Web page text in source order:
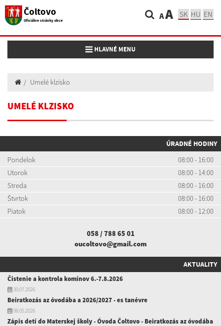
Čoltovo
Oficiálne stránky obce AA SK HU EN
Toggle navigation
HLAVNÉ MENU
Umelé klzisko
UMELÉ KLZISKO
ÚRADNÉ HODINY
Pondelok
08:00 - 16:00
Utorok
08:00 - 14:00
Streda
08:00 - 16:00
Štvrtok
08:00 - 16:00
Piatok
08:00 - 12:00
058 / 788 65 01
oucoltovo@gmail.com
AKTUALITY
Čistenie a kontrola komínov 6.-7.8.2026
30.07.2026
Beiratkozás az óvodába a 2026/2027 - es tanévre
06.05.2026
Zápis detí do Materskej školy - Óvoda Čoltovo - Beiratkozás az óvodába